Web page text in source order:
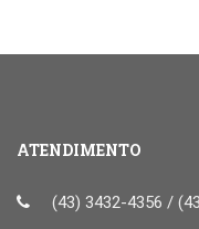
ATENDIMENTO
(43) 3432-4356 /